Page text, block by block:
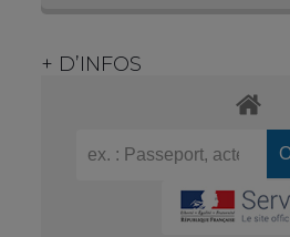
+ D’INFOS